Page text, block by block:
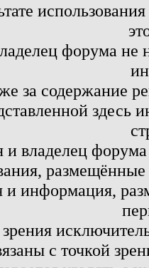
форума не
за содержание
здесь
владелец
и информация,
с точкой